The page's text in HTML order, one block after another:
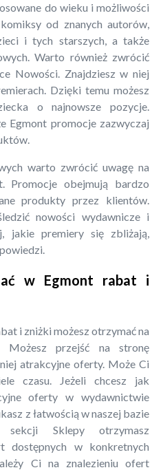
do wieku i możliwości
od znanych autorów,
i tych starszych, a także
Warto również zwrócić
Nowości. Znajdziesz w niej
Dzięki temu możesz
o najnowsze pozycje.
Egmont promocje zazwyczaj
warto zwrócić uwagę na
Promocje obejmują bardzo
produkty przez klientów.
nowości wydawnicze i
jakie premiery się zbliżają,
w Egmont rabat i
i zniżki możesz otrzymać na
Możesz przejść na stronę
atrakcyjne oferty. Może Ci
czasu. Jeżeli chcesz jak
oferty w wydawnictwie
z łatwością w naszej bazie
sekcji Sklepy otrzymasz
dostępnych w konkretnych
Ci na znalezieniu ofert